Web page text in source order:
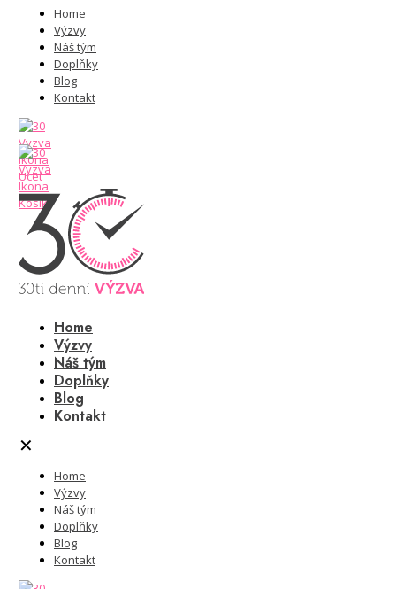
Home
Výzvy
Náš tým
Doplňky
Blog
Kontakt
Home
Výzvy
Náš tým
Doplňky
Blog
Kontakt
✕
Home
Výzvy
Náš tým
Doplňky
Blog
Kontakt